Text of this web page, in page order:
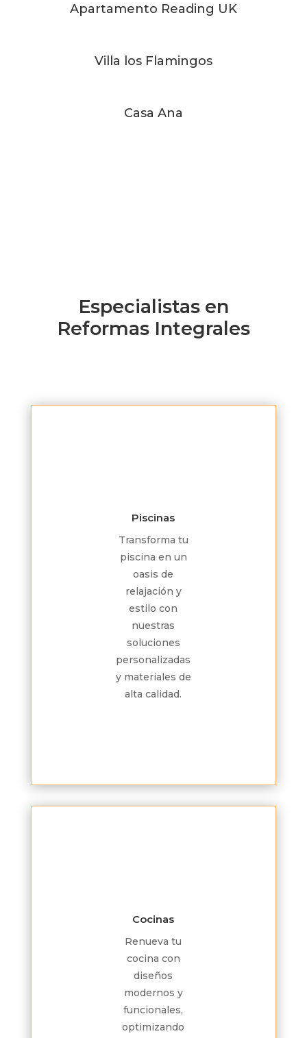
Apartamento Reading UK
Villa los Flamingos
Casa Ana
Especialistas en
Reformas Integrales
Piscinas
Transforma tu
piscina en un
oasis de
relajación y
estilo con
nuestras
soluciones
personalizadas
y materiales de
alta calidad.
Cocinas
Renueva tu
cocina con
diseños
modernos y
funcionales,
optimizando